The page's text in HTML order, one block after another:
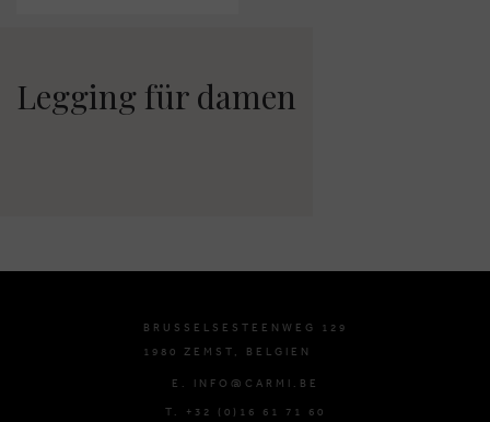
Legging für damen
BRUSSELSESTEENWEG 129
1980 ZEMST, BELGIEN
E. INFO@CARMI.BE
T. +32 (0)16 61 71 60